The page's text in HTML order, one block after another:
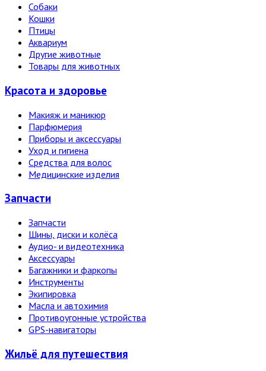
Собаки
Кошки
Птицы
Аквариум
Другие животные
Товары для животных
Красота и здоровье
Макияж и маникюр
Парфюмерия
Приборы и аксессуары
Уход и гигиена
Средства для волос
Медицинские изделия
Запчасти
Запчасти
Шины, диски и колёса
Аудио- и видеотехника
Аксессуары
Багажники и фаркопы
Инструменты
Экипировка
Масла и автохимия
Противоугонные устройства
GPS-навигаторы
Жильё для путешествия